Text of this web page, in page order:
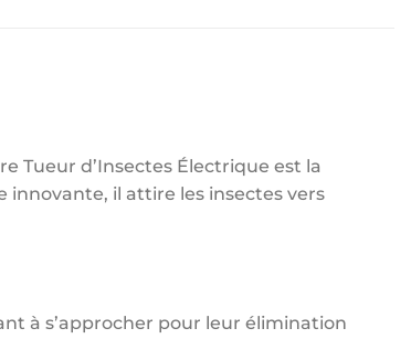
Tueur d’Insectes Électrique est la
innovante, il attire les insectes vers
à s’approcher pour leur élimination